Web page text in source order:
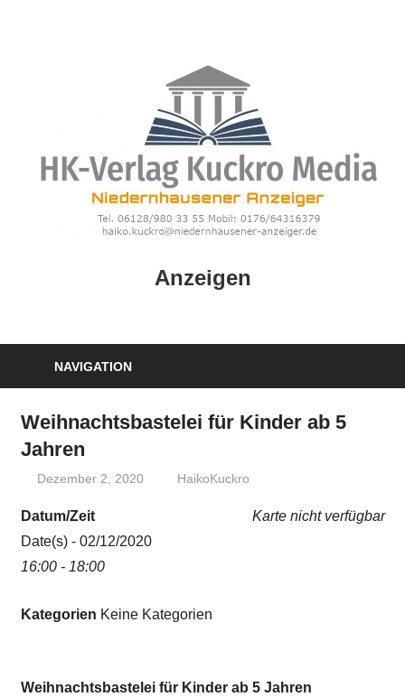
Anzeigen
NAVIGATION
Weihnachtsbastelei für Kinder ab 5
Jahren
Dezember 2, 2020 HaikoKuckro
Karte nicht verfügbar
Datum/Zeit
Date(s) - 02/12/2020
16:00 - 18:00
Kategorien Keine Kategorien
Weihnachtsbastelei für Kinder ab 5 Jahren